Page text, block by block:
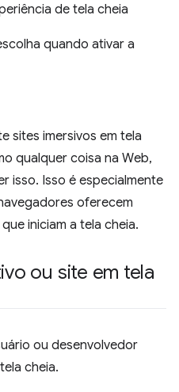
de tela cheia
quando ativar a
sites imersivos em tela
qualquer coisa na Web,
isso. Isso é especialmente
oferecem
iniciam a tela cheia.
ou site em tela
ou desenvolvedor
cheia.